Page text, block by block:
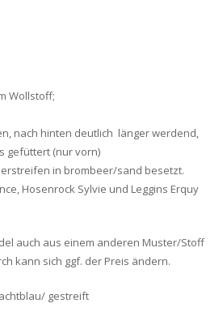
Wollstoff;
nach hinten deutlich länger werdend,
gefüttert (nur vorn)
in brombeer/sand besetzt.
Hosenrock Sylvie und Leggins Erquy
auch aus einem anderen Muster/Stoff
kann sich ggf. der Preis ändern.
gestreift